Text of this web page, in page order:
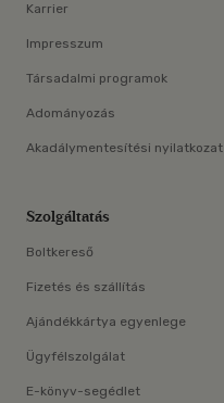
Karrier
Impresszum
Társadalmi programok
Adományozás
Akadálymentesítési nyilatkozat
Szolgáltatás
Boltkereső
Fizetés és szállítás
Ajándékkártya egyenlege
Ügyfélszolgálat
E-könyv-segédlet